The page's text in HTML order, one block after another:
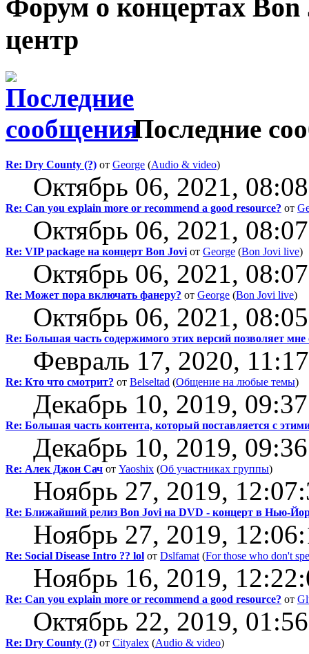
Форум о концертах
центр
Последние
Re: Dry County (?) от George (Audio & video)
Октябрь 06, 2021,
Re: Can you explain more or recommend a good resource? от
Октябрь 06, 2021,
Re: VIP package на концерт Bon Jovi от George (Bon Jovi live)
Октябрь 06, 2021,
Re: Может пора включать фанеру? от George (Bon Jovi live)
Октябрь 06, 2021,
Re: Большая часть содержимого этих версий позволяет
Февраль 17, 2020,
Re: Кто что смотрит? от Belseltad (Общение на любые темы)
Декабрь 10, 2019,
Re: Большая часть контента, который поставляется с
Декабрь 10, 2019,
Re: Алек Джон Сач от Yaoshix (Об участниках группы)
Ноябрь 27, 2019,
Re: Ближайший релиз Bon Jovi на DVD - концерт в Нью-
Ноябрь 27, 2019,
Re: Social Disease Intro ?? lol от Dslfamat (For those who don't
Ноябрь 16, 2019,
Re: Can you explain more or recommend a good resource? от
Октябрь 22, 2019,
Re: Dry County (?) от Cityalex (Audio & video)